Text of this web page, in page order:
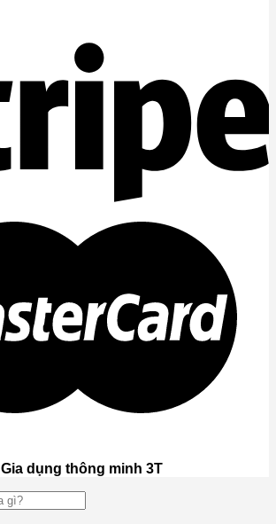
Gia dụng thông minh 3T